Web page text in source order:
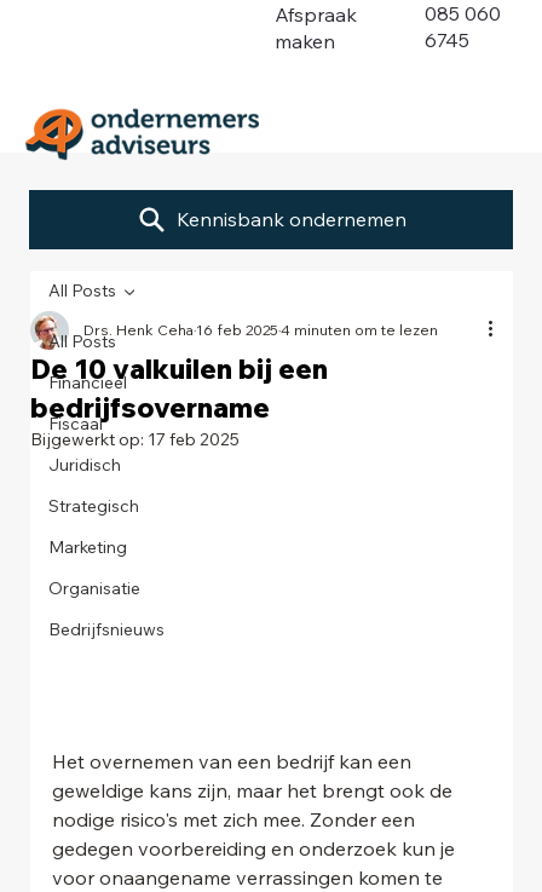
Afspraak
maken
085 060
6745
Kennisbank ondernemen
All Posts
Financieel
Fiscaal
Juridisch
Strategisch
Marketing
Organisatie
Bedrijfsnieuws
All Posts
De 10 valkuilen bij een
bedrijfsovername
Drs. Henk Ceha16 feb 20254 minuten om te lezen
Bijgewerkt op: 17 feb 2025
Het overnemen van een bedrijf kan een
geweldige kans zijn, maar het brengt ook de
nodige risico's met zich mee. Zonder een
gedegen voorbereiding en onderzoek kun je
voor onaangename verrassingen komen te